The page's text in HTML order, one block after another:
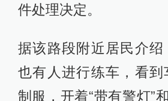
件处理决定。
据该路段附近居民介绍
也有人进行练车，看到
制服，开着“带有警灯”